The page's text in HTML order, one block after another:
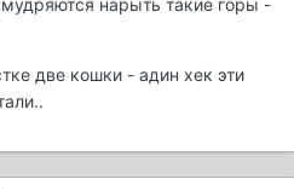
нарыть такие горы -
две кошки - адин хек эти